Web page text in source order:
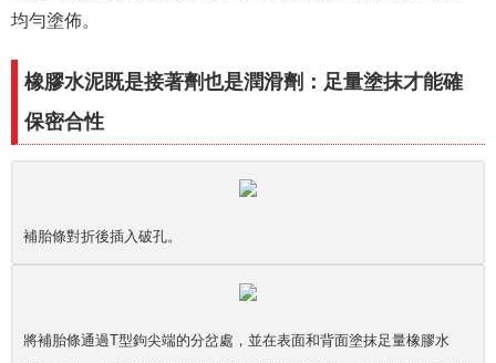
均勻塗佈。
橡膠水泥既是接著劑也是潤滑劑：足量塗抹才能確
保密合性
補胎條對折後插入破孔。
將補胎條通過T型鉤尖端的分岔處，並在表面和背面塗抹足量橡膠水